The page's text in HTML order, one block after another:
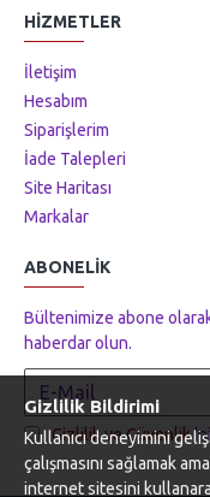
HIZMETLER
İletişim
Hesabım
Siparişlerim
İade Talepleri
Site Haritası
Markalar
ABONELIK
Bültenimize abone
haberdar olun.
Gizlilik ve Güvenlik
Gizlilik Bildirimi
Kullanıcı deneyimini
çalışmasını sağlamak
internet sitesini